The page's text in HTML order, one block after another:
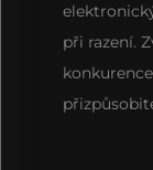
při razení.